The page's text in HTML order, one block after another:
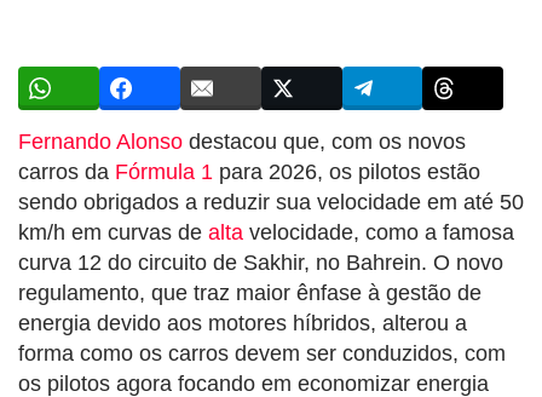
Fernando Alonso destacou que, com os novos
carros da Fórmula 1 para 2026, os pilotos estão
sendo obrigados a reduzir sua velocidade em até 50
km/h em curvas de alta velocidade, como a famosa
curva 12 do circuito de Sakhir, no Bahrein. O novo
regulamento, que traz maior ênfase à gestão de
energia devido aos motores híbridos, alterou a
forma como os carros devem ser conduzidos, com
os pilotos agora focando em economizar energia